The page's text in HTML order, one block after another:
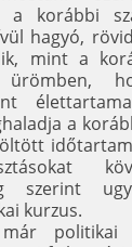
a korábbi
hagyó,
mint a
a
szerint
kurzus.
politikai